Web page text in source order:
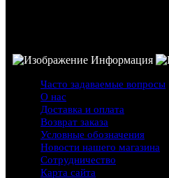
Информация
Часто задаваемые вопросы
О нас
Доставка и оплата
Возврат заказа
Условные обозначения
Новости нашего магазина
Сотрудничество
Карта сайта